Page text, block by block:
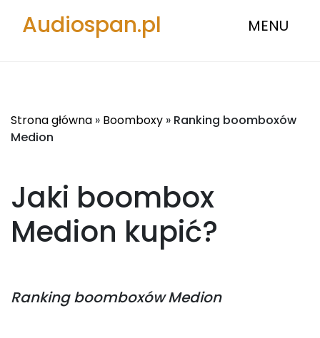
Audiospan.pl MENU
Strona główna » Boomboxy » Ranking boomboxów
Medion
Jaki boombox
Medion kupić?
Rankingboomboxów Medion